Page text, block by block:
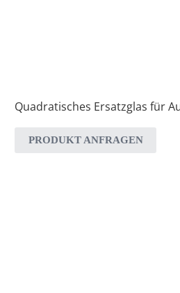
Quadratisches Ersatzglas für
PRODUKT ANFRAGEN